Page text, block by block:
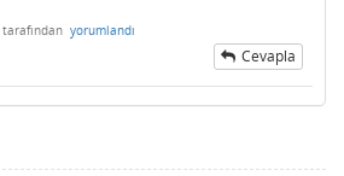
tarafından yorumlandı
Cevapla